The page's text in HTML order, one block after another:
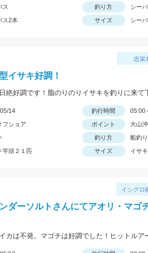
ス 釣り方
シー
ス2本 サイズ シー
忠栄
イサキ好調！
14 釣行時間
05:00
フショア ポイント
大山沖
釣り方
船釣り
竿頭２１匹 サイズ イサ
イシグロ
ダーソルトさんにてアオリ・マゴ